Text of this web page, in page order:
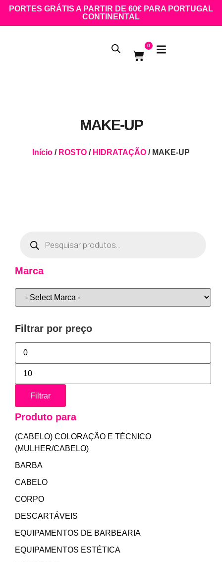
PORTES GRÁTIS A PARTIR DE 60€ PARA PORTUGAL
CONTINENTAL
0
MAKE-UP
Início / ROSTO / HIDRATAÇÃO / MAKE-UP
Marca
Filtrar por preço
Filtrar
Produto para
(CABELO) COLORAÇÃO E TÉCNICO
(MULHER/CABELO)
BARBA
CABELO
CORPO
DESCARTÁVEIS
EQUIPAMENTOS DE BARBEARIA
EQUIPAMENTOS ESTÉTICA